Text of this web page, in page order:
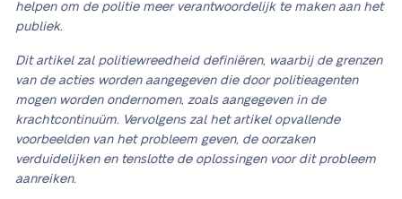
helpen om de politie meer verantwoordelijk te maken aan het
publiek.
Dit artikel zal politiewreedheid definiëren, waarbij de grenzen
van de acties worden aangegeven die door politieagenten
mogen worden ondernomen, zoals aangegeven in de
krachtcontinuüm. Vervolgens zal het artikel opvallende
voorbeelden van het probleem geven, de oorzaken
verduidelijken en tenslotte de oplossingen voor dit probleem
aanreiken.